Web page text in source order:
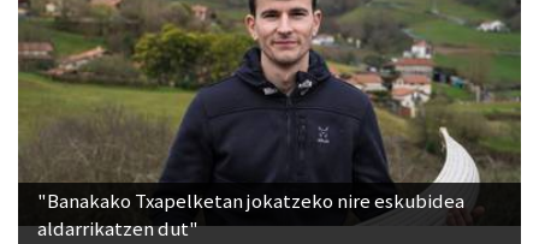
"Banakako Txapelketan jokatzeko nire eskubidea
aldarrikatzen dut"